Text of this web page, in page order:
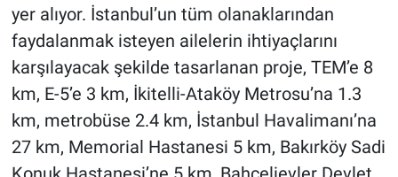
yer alıyor. İstanbul’un tüm olanaklarından
faydalanmak isteyen ailelerin ihtiyaçlarını
karşılayacak şekilde tasarlanan proje, TEM’e 8
km, E-5’e 3 km, İkitelli-Ataköy Metrosu’na 1.3
km, metrobüse 2.4 km, İstanbul Havalimanı’na
27 km, Memorial Hastanesi 5 km, Bakırköy Sadi